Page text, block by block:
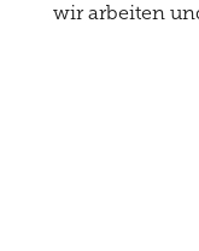
wir arbeiten